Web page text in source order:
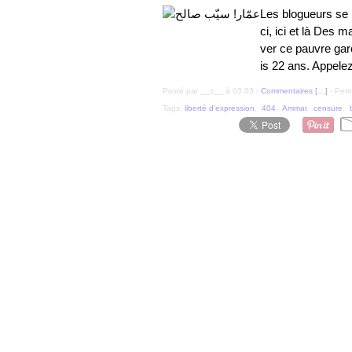
Les blogueurs
ci, ici et là Des
ver ce pauvre
is 22 ans.
Posté par __z__ à 03:03 - Commentaires [ ] -
Tags: liberté d'expression 404 Ammar, censure